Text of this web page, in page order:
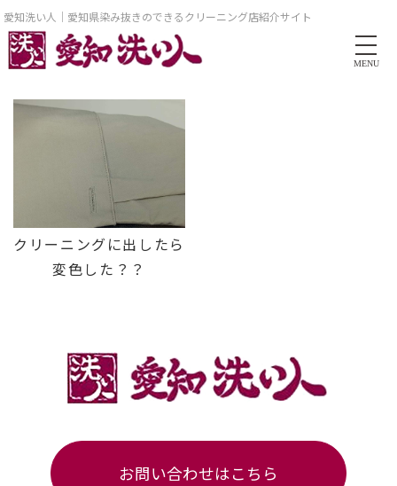
愛知洗い人｜愛知県染み抜きのできるクリーニング店紹介サイト
MENU
クリーニングに出したら
変色した？？
お問い合わせはこちら